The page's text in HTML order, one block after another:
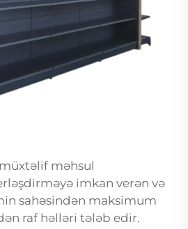
məhsul
imkan verən və
sahəsindən maksimum
raf həlləri tələb edir.